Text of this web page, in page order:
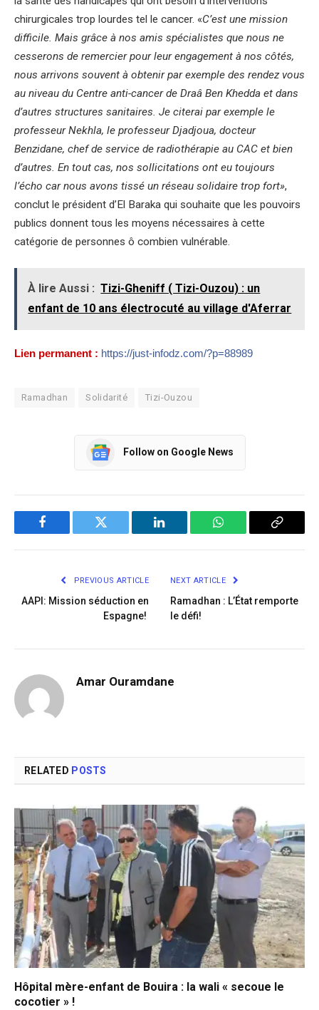
chirurgicales trop lourdes tel le cancer. «C’est une mission
difficile. Mais grâce à nos amis spécialistes que nous ne
cesserons de remercier pour leur engagement à nos côtés,
nous arrivons souvent à obtenir par exemple des rendez vous
au niveau du Centre anti-cancer de Draâ Ben Khedda et dans
d’autres structures sanitaires. Je citerai par exemple le
professeur Nekhla, le professeur Djadjoua, docteur
Benzidane, chef de service de radiothérapie au CAC et bien
d’autres. En tout cas, nos sollicitations ont eu toujours
l’écho car nous avons tissé un réseau solidaire trop fort»,
conclut le président d’El Baraka qui souhaite que les pouvoirs
publics donnent tous les moyens nécessaires à cette
catégorie de personnes ô combien vulnérable.
À lire Aussi : Tizi-Gheniff ( Tizi-Ouzou) : un
enfant de 10 ans électrocuté au village d'Aferrar
Lien permanent : https://just-infodz.com/?p=88989
Ramadhan Solidarité Tizi-Ouzou
Follow on Google News
Facebook Twitter LinkedIn WhatsApp Copy
PREVIOUS ARTICLE
AAPI: Mission séduction en
Espagne!
NEXT ARTICLE
Ramadhan : L’État remporte
le défi!
Amar Ouramdane
RELATED POSTS
Hôpital mère-enfant de Bouira : la wali « secoue le
cocotier » !